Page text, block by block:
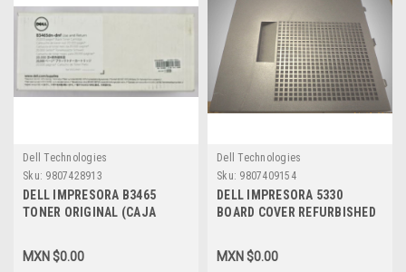
Dell Technologies
Sku: 9807428913
DELL IMPRESORA B3465
TONER ORIGINAL (CAJA
NEGRO (20,000) PAGINAS
ALTA CAPACIDAD ) NEW DELL,
MXN $0.00
Dell Technologies
Sku: 9807409154
DELL IMPRESORA 5330
BOARD COVER REFURBISHED
MXN $0.00